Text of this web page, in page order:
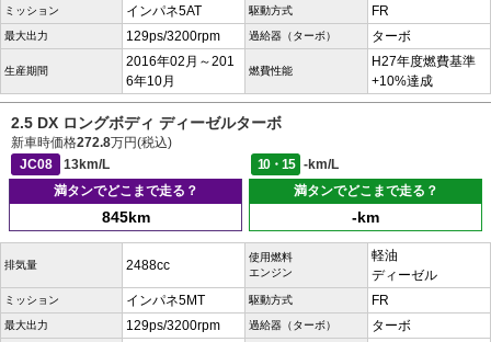
ミッション インパネ5AT 駆動方式 FR
最大出力 129ps/3200rpm 過給器（ターボ） ターボ
生産期間
2016年02月～201
6年10月
燃費性能
H27年度燃費基準
+10%達成
2.5 DX ロングボディ ディーゼルターボ
新車時価格272.8万円(税込)
JC08
13km/L 10・15
-km/L
満タンでどこまで走る？
845km
満タンでどこまで走る？
-km
排気量 2488cc
使用燃料
エンジン
軽油
ディーゼル
ミッション インパネ5MT 駆動方式 FR
最大出力 129ps/3200rpm 過給器（ターボ） ターボ